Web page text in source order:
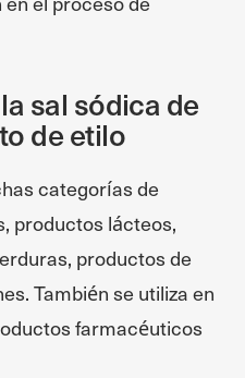
sal sódica de
de etilo
categorías de
productos lácteos,
productos de
También se utiliza en
farmacéuticos